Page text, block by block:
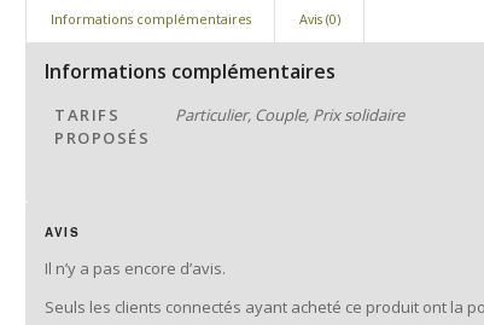
Informations complémentaires Avis (0)
Informations complémentaires
TARIFS
PROPOSÉS
Particulier, Couple, Prix solidaire
AVIS
Il n’y a pas encore d’avis.
Seuls les clients connectés ayant acheté ce produit ont la